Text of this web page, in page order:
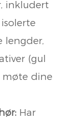
inkludert
lengder,
(gul
dine
Har